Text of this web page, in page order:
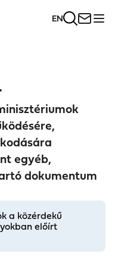
EN
egyéb,
dokumentum
a közérdekű
előírt